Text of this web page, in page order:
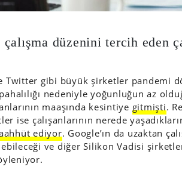
düzenini tercih eden
Twitter gibi büyük şirketler pandemi
nedeniyle yoğunluğun az
maaşında kesintiye gitmişti.
ise çalışanlarının nerede
ediyor. Google’ın da uzaktan
ve diğer Silikon Vadisi